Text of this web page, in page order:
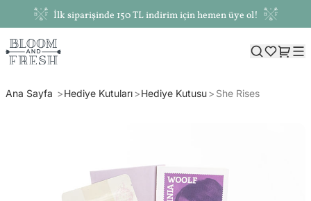
İlk siparişinde 150 TL indirim için hemen üye ol!
Ana Sayfa Hediye Kutuları Hediye Kutusu She Rises